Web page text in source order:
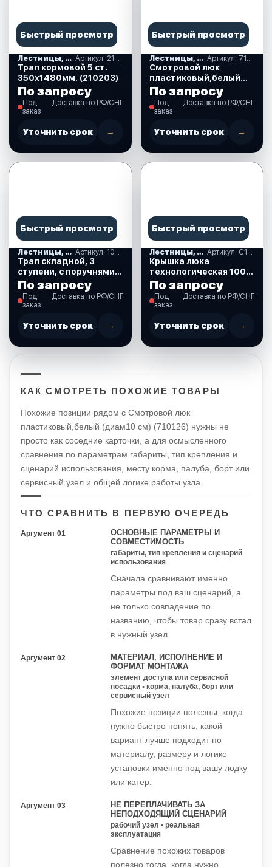
Быстрый просмотр
Лестницы, ступеньки Артикул: 210203
Трап кормовой 5 ст.
350х1480мм. (210203)
По запросу
Под
заказ
Доставка по РФ/СНГ
Уточнить срок →
Быстрый просмотр
Лестницы, ступеньки Артикул: 710127
Смотровой люк
пластиковый,белый
диам15 см., (710127)
По запросу
Под
заказ
Доставка по РФ/СНГ
Уточнить срок →
Быстрый просмотр
Лестницы, ступеньки Артикул: 1050I
Трап складной, 3
ступени, с поручнями
(1050I)
По запросу
Под
заказ
Доставка по РФ/СНГ
Уточнить срок →
Быстрый просмотр
Лестницы, ступеньки Артикул: C12791
Крышка люка
технологическая 100.0
черная. (C12791)
По запросу
Под
заказ
Доставка по РФ/СНГ
Уточнить срок →
КАК СМОТРЕТЬ ПОХОЖИЕ ТОВАРЫ
Похожие позиции рядом с Смотровой люк
пластиковый,белый (диам10 см) (710126) нужны не
просто как соседние карточки, а для осмысленного
сравнения по параметрам габариты, тип крепления и
сценарий использования, месту корма, палуба, борт или
сервисный узел и общей логике работы узла.
ЧТО СРАВНИТЬ В ПЕРВУЮ ОЧЕРЕДЬ
Аргумент 01
ОСНОВНЫЕ ПАРАМЕТРЫ И
СОВМЕСТИМОСТЬ
габариты, тип крепления и сценарий
использования
Сначала сравнивают именно
параметры под ваш сценарий, а
не только совпадение по
названию, чтобы товар сразу встал
в нужный узел.
Аргумент 02
МАТЕРИАЛ, ИСПОЛНЕНИЕ И
ФОРМАТ МОНТАЖА
элемент доступа или сервисной
посадки • корма, палуба, борт или
сервисный узел
Похожие позиции полезны, когда
нужно быстро понять, какой
вариант лучше подходит по
материалу, размеру и логике
установки именно под вашу лодку
или катер.
Аргумент 03
НЕ ПЕРЕПЛАЧИВАТЬ ЗА
НЕПОДХОДЯЩИЙ СЦЕНАРИЙ
рабочий узел • реальная
эксплуатация
Сравнение похожих товаров
полезно тогда, когда нужно